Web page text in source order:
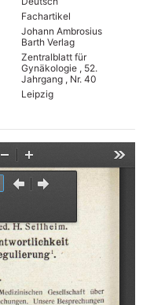
Fachartikel
Johann Ambrosius
Barth Verlag
Zentralblatt für
Gynäkologie , 52.
Jahrgang , Nr. 40
Leipzig